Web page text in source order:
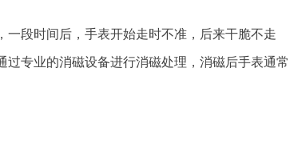
段时间后，手表开始走时不准，后来干脆不走
专业的消磁设备进行消磁处理，消磁后手表通常